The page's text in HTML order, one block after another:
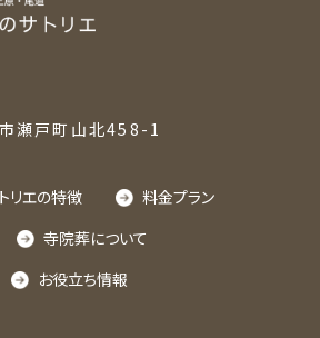
瀬戸町山北458-1
リエの特徴
料金プラン
寺院葬について
お役立ち情報